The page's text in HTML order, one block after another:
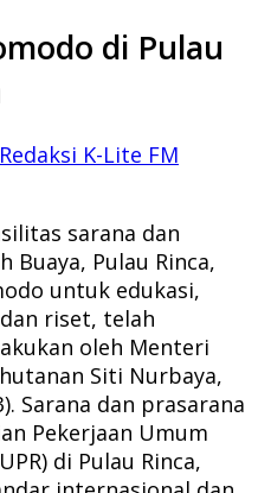
di Pulau
Redaksi K-Lite FM
sarana dan
Buaya, Pulau Rinca,
untuk edukasi,
riset, telah
oleh Menteri
Siti Nurbaya,
Sarana dan prasarana
Pekerjaan Umum
di Pulau Rinca,